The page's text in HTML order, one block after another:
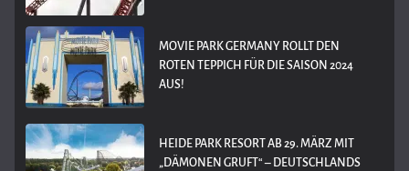
MOVIE PARK GERMANY ROLLT DEN
ROTEN TEPPICH FÜR DIE SAISON 2024
AUS!
HEIDE PARK RESORT AB 29. MÄRZ MIT
„DÄMONEN GRUFT“ – DEUTSCHLANDS